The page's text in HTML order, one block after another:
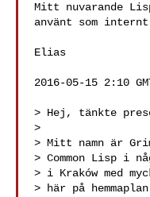
Mitt nuvarande
använt som
Elias
2016-05-15 2:10
> Hej, tänkte
>
> Mitt namn är
> Common Lisp i
> i Kraków med
> här på